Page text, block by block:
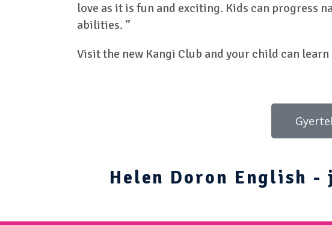
love as it is fun and exciting. Kids can progress
abilities. ”
Visit the new Kangi Club and your child can
Helen Doron English